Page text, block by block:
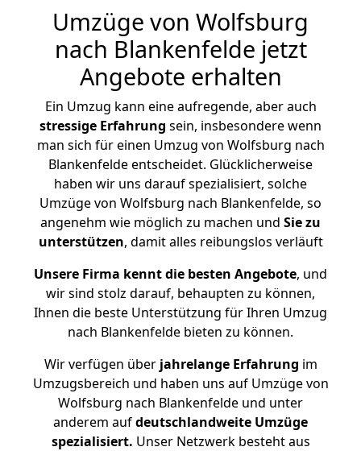
Umzüge von Wolfsburg
nach Blankenfelde jetzt
Angebote erhalten
Ein Umzug kann eine aufregende, aber auch
stressige Erfahrung sein, insbesondere wenn
man sich für einen Umzug von Wolfsburg nach
Blankenfelde entscheidet. Glücklicherweise
haben wir uns darauf spezialisiert, solche
Umzüge von Wolfsburg nach Blankenfelde, so
angenehm wie möglich zu machen und Sie zu
unterstützen, damit alles reibungslos verläuft
Unsere Firma kennt die besten Angebote, und
wir sind stolz darauf, behaupten zu können,
Ihnen die beste Unterstützung für Ihren Umzug
nach Blankenfelde bieten zu können.
Wir verfügen überjahrelange Erfahrung im
Umzugsbereich und haben uns auf Umzüge von
Wolfsburg nach Blankenfelde und unter
anderem aufdeutschlandweite Umzüge
spezialisiert. Unser Netzwerk besteht aus